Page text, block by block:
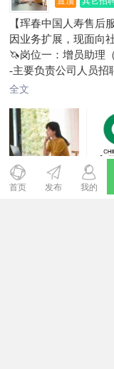
【珲春中国人寿售后
因业务扩展，现面向
🦄岗位一：增员助理
-主要负责公司人员招
💰底薪+提成4000-
-负责现有客户的维
日休息。
💰底薪+提成5000-
🧑‍💼任职要求
-25—55周岁，高中
有销售经验者优先。
全文
07-22刷新
首页 发布 我的